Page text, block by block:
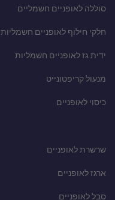
סוללה לאופניים חשמליים
חלקי חילוף לאופניים חשמליות
ידית גז לאופניים חשמליות
מנעול קריפטונייט
כיסוי לאופניים
שרשרת לאופניים
ארגז לאופניים
סבל לאופניים